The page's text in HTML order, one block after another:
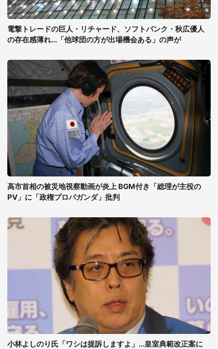
電撃トレードの巨人・リチャード、ソフトバンク・秋広優人
の存在感薄れ...「他球団の方が出場機会ある」の声が
高市首相の被災地視察動画が炎上 BGM付き「総理が主役の
PV」に「政権プロパガンダ」批判
小林よしのり氏「ワシは提訴しますよ」...皇室典範改正案に